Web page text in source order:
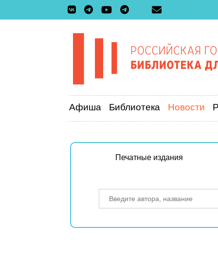
Афиша Библиотека Новости
Печатные издания